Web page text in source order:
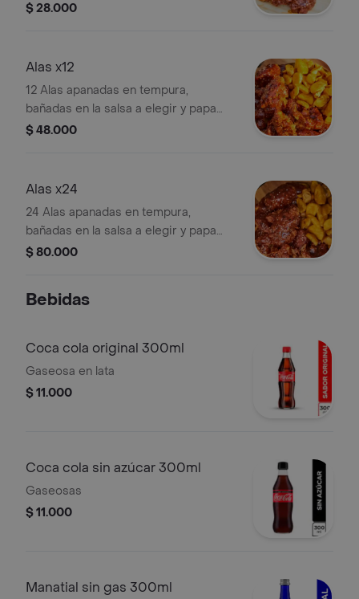
$ 28.000
Alas x12
12 Alas apanadas en tempura,
bañadas en la salsa a elegir y papa
amarilla.
$ 48.000
Alas x24
24 Alas apanadas en tempura,
bañadas en la salsa a elegir y papa
amarilla.
$ 80.000
Bebidas
Coca cola original 300ml
Gaseosa en lata
$ 11.000
Coca cola sin azúcar 300ml
Gaseosas
$ 11.000
Manatial sin gas 300ml